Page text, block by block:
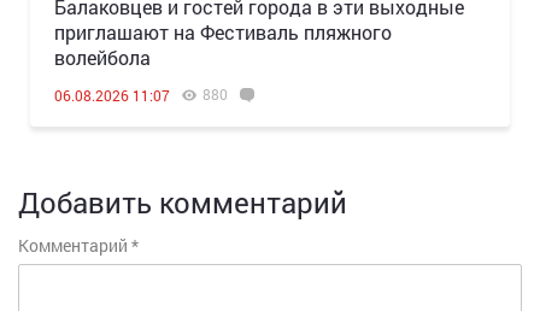
Балаковцев и гостей города в эти выходные
приглашают на Фестиваль пляжного
волейбола
06.08.2026 11:07 880
Добавить комментарий
Комментарий *